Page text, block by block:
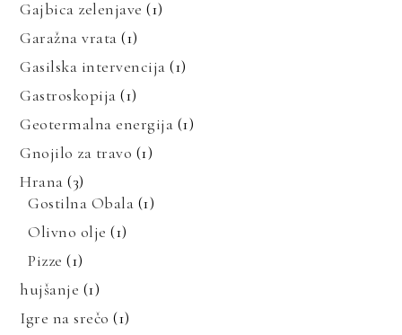
Gajbica zelenjave (1)
Garažna vrata (1)
Gasilska intervencija (1)
Gastroskopija (1)
Geotermalna energija (1)
Gnojilo za travo (1)
Hrana (3)
Gostilna Obala (1)
Olivno olje (1)
Pizze (1)
hujšanje (1)
Igre na srečo (1)